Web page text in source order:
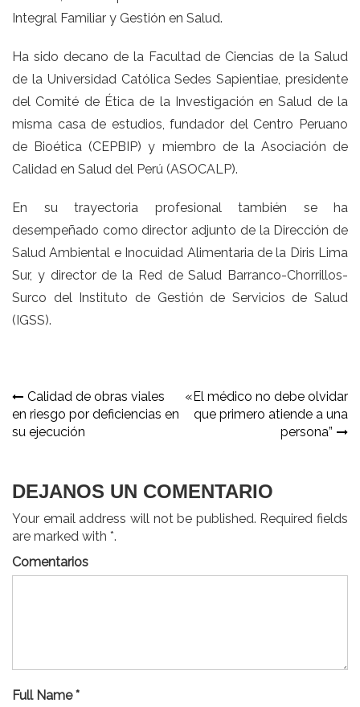
Integral Familiar y Gestión en Salud.
Ha sido decano de la Facultad de Ciencias de la Salud
de la Universidad Católica Sedes Sapientiae, presidente
del Comité de Ética de la Investigación en Salud de la
misma casa de estudios, fundador del Centro Peruano
de Bioética (CEPBIP) y miembro de la Asociación de
Calidad en Salud del Perú (ASOCALP).
En su trayectoria profesional también se ha
desempeñado como director adjunto de la Dirección de
Salud Ambiental e Inocuidad Alimentaria de la Diris Lima
Sur, y director de la Red de Salud Barranco-Chorrillos-
Surco del Instituto de Gestión de Servicios de Salud
(IGSS).
Navegación
de
Calidad de obras viales
en riesgo por deficiencias en
su ejecución
«El médico no debe olvidar
que primero atiende a una
persona”
DEJANOS UN COMENTARIO
Your email address will not be published. Required fields
are marked with *.
Comentarios
Full Name *